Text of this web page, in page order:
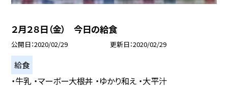
２月２８日（金） 今日の給食
公開日 2020/02/29 更新日 2020/02/29
給食
・牛乳 ・マーボー大根丼 ・ゆかり和え ・大平汁